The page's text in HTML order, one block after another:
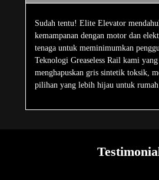
Sudah tentu! Elite Elevator
kemampanan dengan motor dan
tenaga untuk meminimumkan
Teknologi Greaseless Rail kami
menghapuskan gris sintetik toksik,
pilihan yang lebih hijau untuk rumah